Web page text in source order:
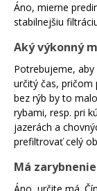
Áno, mierne
stabilnejšiu
Aký výkonný
Potrebujeme,
určitý čas, pričom
bez rýb by to
rybami, resp. pri
jazerách a
prefiltrovať celý
Má